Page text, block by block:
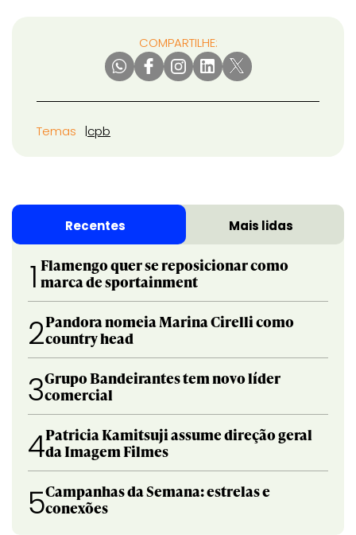
COMPARTILHE:
Temas cpb
Recentes Mais lidas
1 Flamengo quer se reposicionar como
marca de sportainment
2Pandora nomeia Marina Cirelli como
country head
3Grupo Bandeirantes tem novo líder
comercial
4Patricia Kamitsuji assume direção geral
da Imagem Filmes
5Campanhas da Semana: estrelas e
conexões